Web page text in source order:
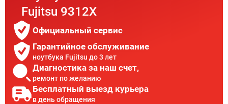
Fujitsu 9312X
Официальный сервис
Гарантийное обслуживание
ноутбука Fujitsu до 3 лет
Диагностика за наш счет,
ремонт по желанию
Бесплатный выезд курьера
в день обращения